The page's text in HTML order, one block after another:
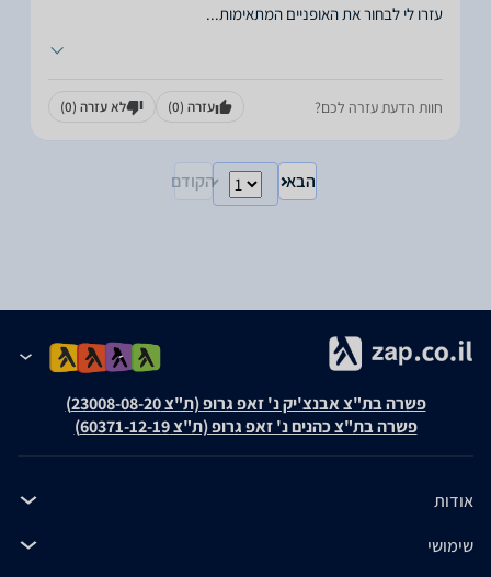
עזרו לי לבחור את האופניים המתאימות...
חוות הדעת עזרה לכם? עזרה (0) לא עזרה (0)
הבא הקודם
פשרה בת"צ אבנצ'יק נ' זאפ גרופ (ת"צ 23008-08-20)
פשרה בת"צ כהנים נ' זאפ גרופ (ת"צ 60371-12-19)
אודות
שימושי